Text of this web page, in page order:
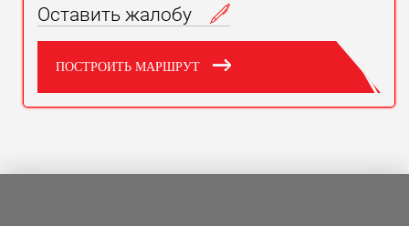
Оставить жалобу
ПОСТРОИТЬ МАРШРУТ